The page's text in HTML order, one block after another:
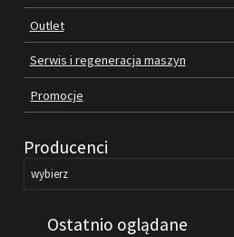
OBRABIARKI DO DREWNA
SILNIKI ELEKTRYCZNE
PASY KLINOWE
Outlet
Serwis i regeneracja maszyn
Promocje
Producenci
Ostatnio oglądane